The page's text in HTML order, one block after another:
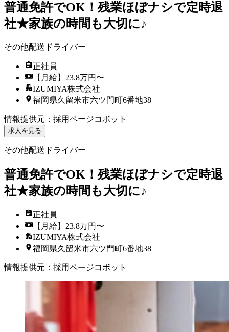
普通免許でOK！残業ほぼナシで定時退
社★家族の時間も大切に♪
その他配送ドライバー
正社員
【月給】23.8万円〜
IZUMIYA株式会社
福岡県久留米市六ツ門町6番地38
情報提供元 ： 採用ページコボット
求人を見る
その他配送ドライバー
普通免許でOK！残業ほぼナシで定時退
社★家族の時間も大切に♪
正社員
【月給】23.8万円〜
IZUMIYA株式会社
福岡県久留米市六ツ門町6番地38
情報提供元 ： 採用ページコボット